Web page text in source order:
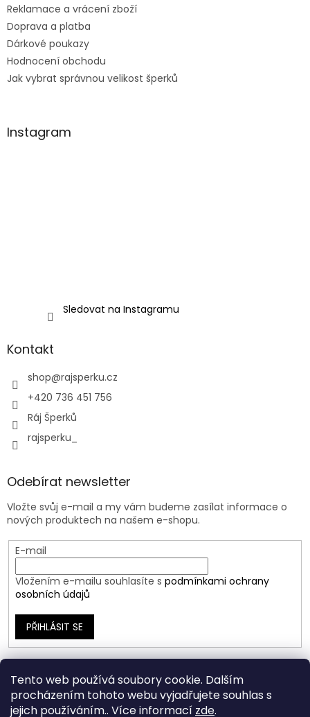
Tento web používá soubory cookie. Dalším
procházením tohoto webu vyjadřujete souhlas s
jejich používáním.. Více informací zde.
Reklamace a vrácení zboží
Doprava a platba
Dárkové poukazy
Hodnocení obchodu
Jak vybrat správnou velikost šperků
Instagram
Sledovat na Instagramu
Kontakt
shop@rajsperku.cz
+420 736 451 756
Ráj Šperků
rajsperku_
Odebírat newsletter
Vložte svůj e-mail a my vám budeme zasílat informace o
nových produktech na našem e-shopu.
E-mail
Vložením e-mailu souhlasíte s podmínkami ochrany
osobních údajů
PŘIHLÁSIT SE